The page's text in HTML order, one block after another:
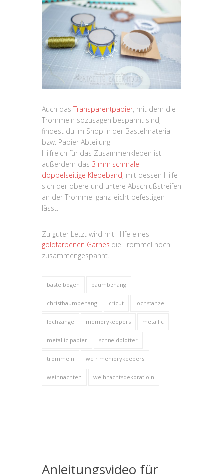
Auch das Transparentpapier, mit dem die
Trommeln sozusagen bespannt sind,
findest du im Shop in der Bastelmaterial
bzw. Papier Abteilung.
Hilfreich für das Zusammenkleben ist
außerdem das 3 mm schmale
doppelseitige Klebeband, mit dessen Hilfe
sich der obere und untere Abschlußstreifen
an der Trommel ganz leicht befestigen
lässt.
Zu guter Letzt wird mit Hilfe eines
goldfarbenen Garnes die Trommel noch
zusammengespannt.
bastelbogen baumbehang
christbaumbehang cricut lochstanze
lochzange memorykeepers metallic
metallic papier schneidplotter
trommeln we r memorykeepers
weihnachten weihnachtsdekoratioin
Anleitungsvideo für